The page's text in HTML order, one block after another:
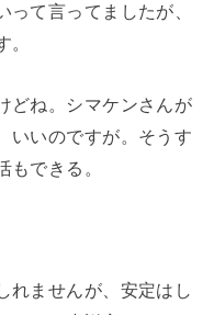
て言ってましたが、
どね。シマケンさんが
いいのですが。そうす
もできる。
れませんが、安定はし